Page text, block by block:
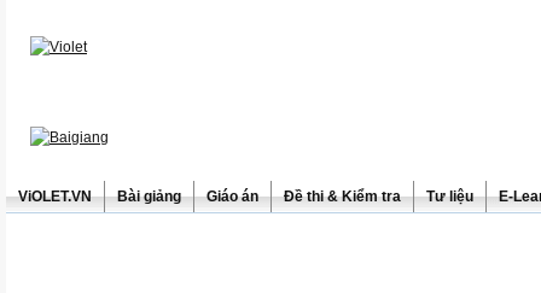
ViOLET.VN Bài giảng Giáo án Đề thi & Kiểm tra Tư liệu E-